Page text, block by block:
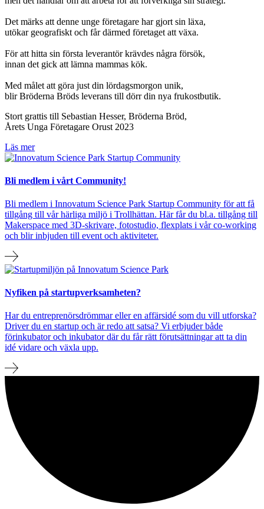
Det märks att denne unge företagare har gjort sin läxa,
utökar geografiskt och får därmed företaget att växa.
För att hitta sin första leverantör krävdes några försök,
innan det gick att lämna mammas kök.
Med målet att göra just din lördagsmorgon unik,
blir Bröderna Bröds leverans till dörr din nya frukostbutik.
Stort grattis till Sebastian Hesser, Bröderna Bröd,
Årets Unga Företagare Orust 2023
Läs mer
Bli medlem i vårt Community!
Bli medlem i Innovatum Science Park Startup Community för att få
tillgång till vår härliga miljö i Trollhättan. Här får du bl.a. tillgång till
Makerspace med 3D-skrivare, fotostudio, flexplats i vår co-working
och blir inbjuden till event och aktiviteter.
Nyfiken på startupverksamheten?
Har du entreprenörsdrömmar eller en affärsidé som du vill utforska?
Driver du en startup och är redo att satsa? Vi erbjuder både
förinkubator och inkubator där du får rätt förutsättningar att ta din
idé vidare och växla upp.